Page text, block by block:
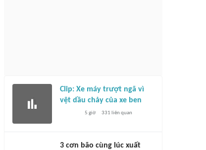
Clip: Xe máy trượt ngã vì
vệt dầu chảy của xe ben
5 giờ 331 liên quan
3 cơn bão cùng lúc xuất